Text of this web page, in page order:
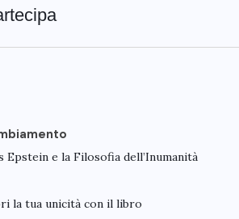
Epstein e la Filosofia dell’Inumanità
la tua unicità con il libro